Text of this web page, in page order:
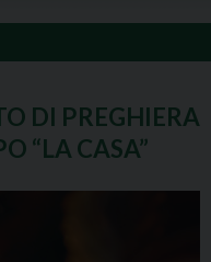
DI PREGHIERA
“LA CASA”